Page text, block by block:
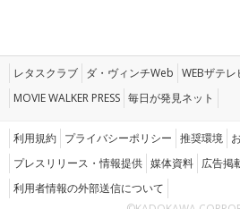
レタスクラブ ダ・ヴィンチWeb WEBザテ
MOVIE WALKER PRESS 毎日が発見ネット
利用規約 プライバシーポリシー 推奨環境
プレスリリース・情報提供 媒体資料 広告掲
利用者情報の外部送信について